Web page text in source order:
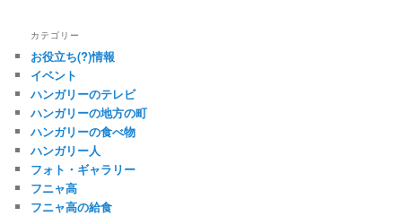
カテゴリー
お役立ち(?)情報
イベント
ハンガリーのテレビ
ハンガリーの地方の町
ハンガリーの食べ物
ハンガリー人
フォト・ギャラリー
フニャ高
フニャ高の給食